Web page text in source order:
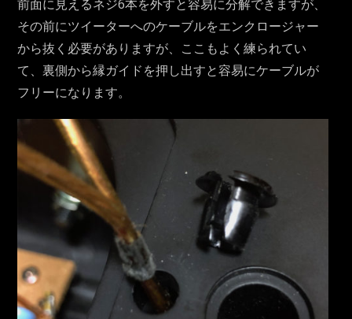
前面に見えるネジ6本を外すと容易に分解できますが、
その前にツイーターへのケーブルをエンクロージャー
から抜く必要がありますが、ここもよく練られてい
て、裏側から縁ガイドを押し出すと容易にケーブルが
フリーになります。